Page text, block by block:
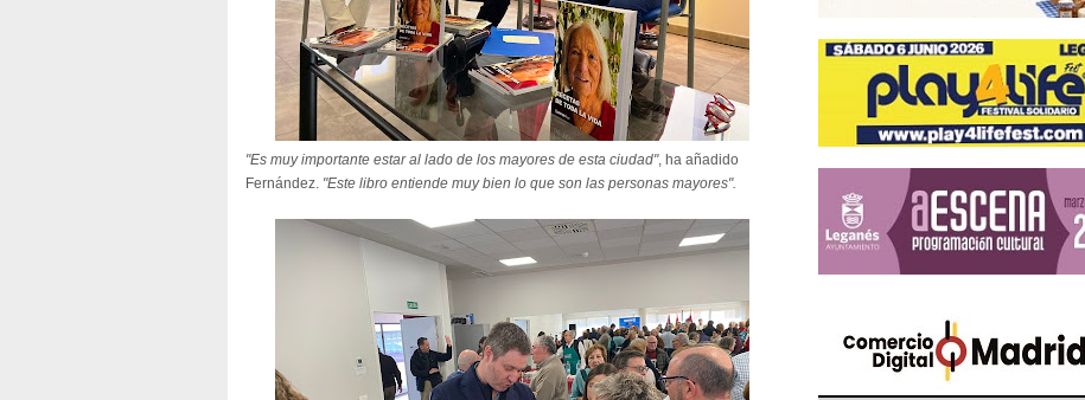
"Es muy importante estar al lado de los mayores de esta ciudad", ha añadido
Fernández. "Este libro entiende muy bien lo que son las personas mayores".